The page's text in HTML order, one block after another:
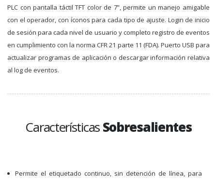
PLC con pantalla táctil TFT color de 7”, permite un manejo amigable
con el operador, con íconos para cada tipo de ajuste. Login de inicio
de sesión para cada nivel de usuario y completo registro de eventos
en cumplimiento con la norma CFR 21 parte 11 (FDA). Puerto USB para
actualizar programas de aplicación o descargar información relativa
al log de eventos.
CaracterísticasSobresalientes
Permite el etiquetado continuo, sin detención de línea, para